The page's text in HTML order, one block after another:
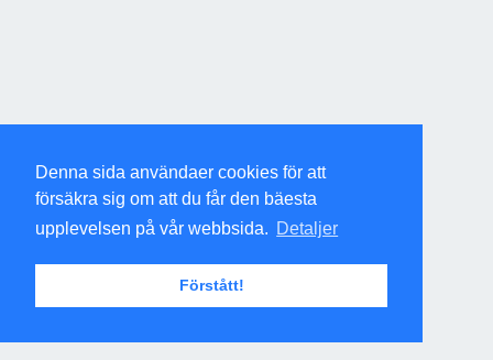
Denna sida användaer cookies för att
försäkra sig om att du får den bäesta
upplevelsen på vår webbsida. Detaljer
Förstått!